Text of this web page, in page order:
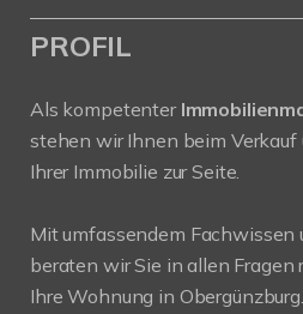
PROFIL
Als kompetenter
stehen wir Ihnen beim Verkauf
Ihrer Immobilie zur Seite.
Mit umfassendem Fachwissen
beraten wir Sie in allen Fragen
Ihre Wohnung in